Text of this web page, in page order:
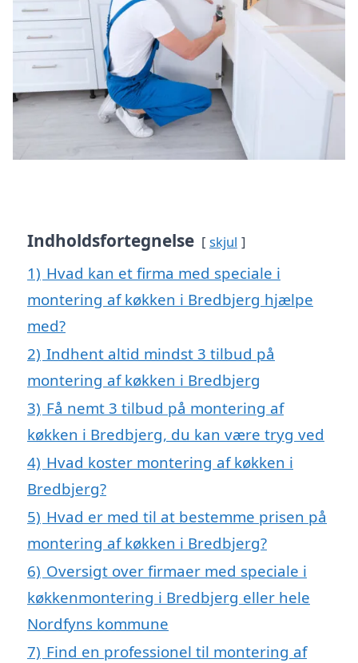
Indholdsfortegnelse skjul
1) Hvad kan et firma med speciale i
montering af køkken i Bredbjerg hjælpe
med?
2) Indhent altid mindst 3 tilbud på
montering af køkken i Bredbjerg
3) Få nemt 3 tilbud på montering af
køkken i Bredbjerg, du kan være tryg ved
4) Hvad koster montering af køkken i
Bredbjerg?
5) Hvad er med til at bestemme prisen på
montering af køkken i Bredbjerg?
6) Oversigt over firmaer med speciale i
køkkenmontering i Bredbjerg eller hele
Nordfyns kommune
7) Find en professionel til montering af